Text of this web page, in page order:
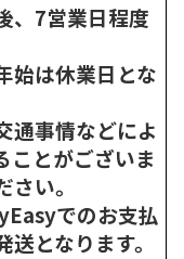
、7営業日程度
始は休業日とな
通事情などによ
ことがございま
い。
でのお支払
となります。